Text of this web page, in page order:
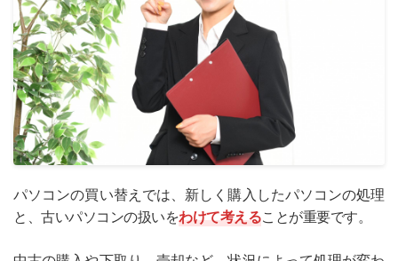
パソコンの買い替えでは、新しく購入したパソコンの処理
と、古いパソコンの扱いをわけて考えることが重要です。